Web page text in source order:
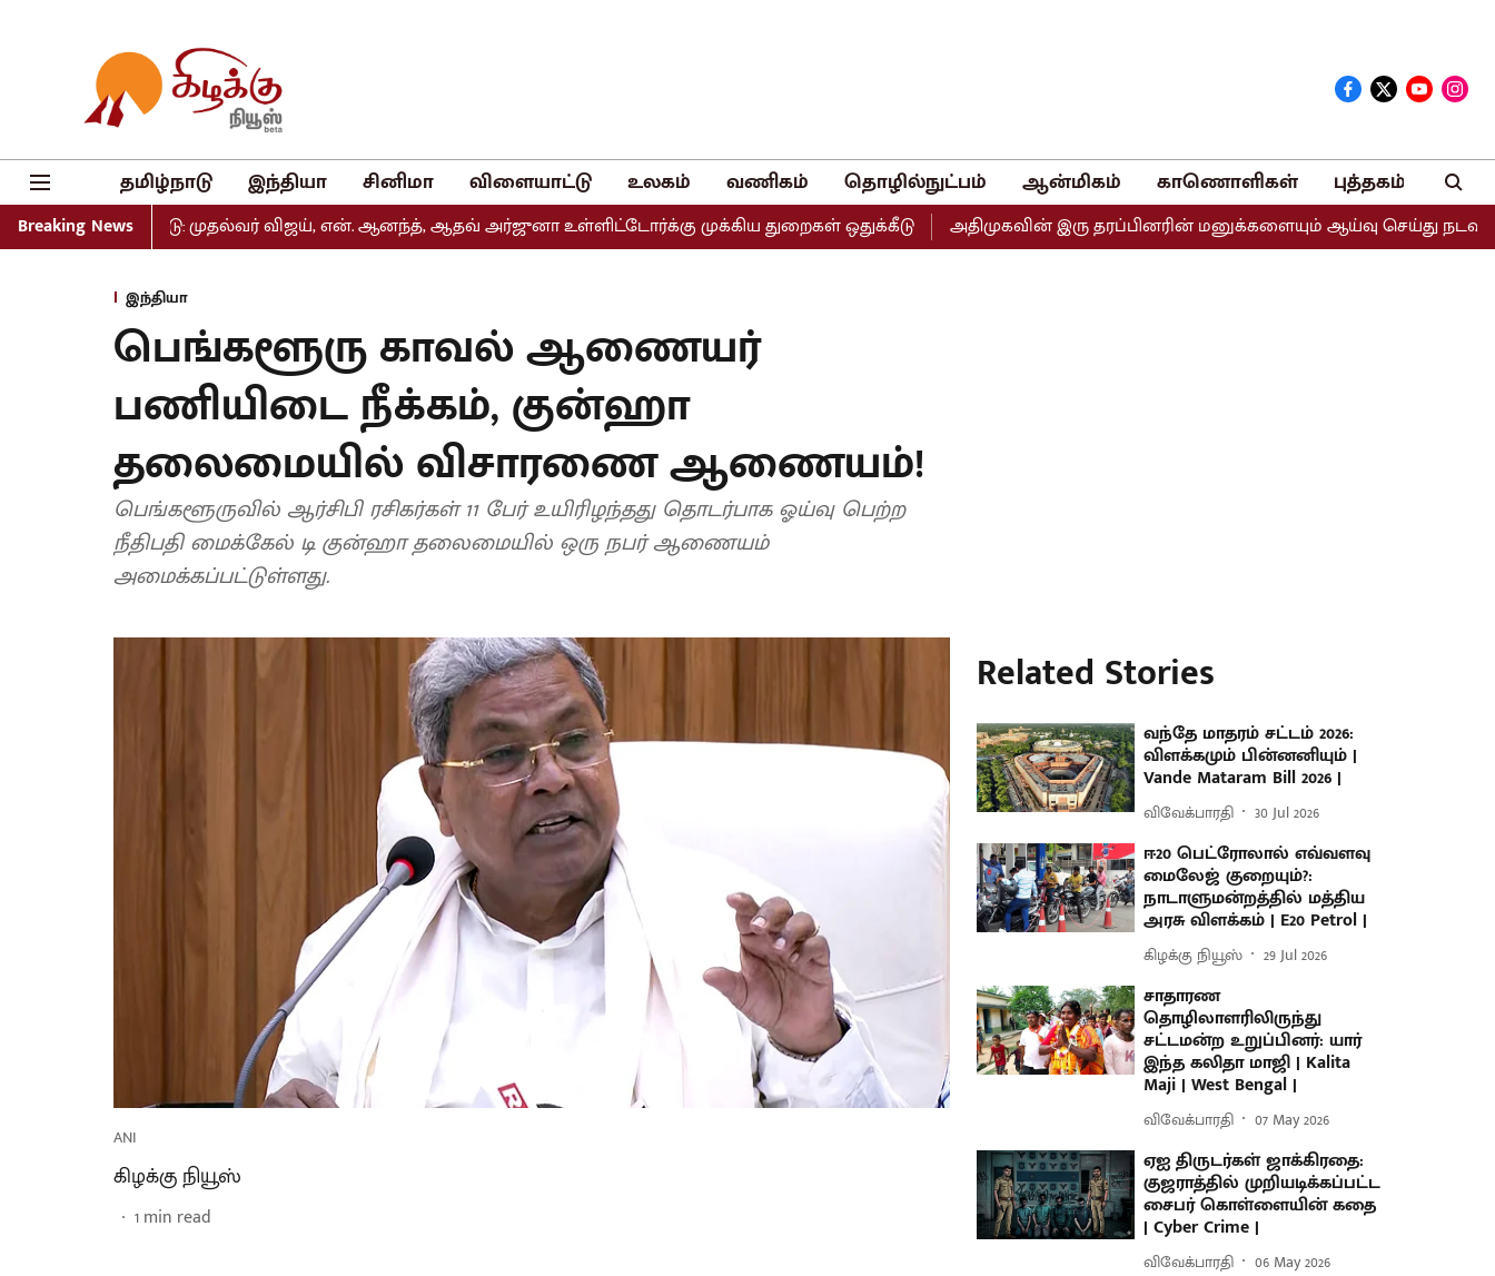
தமிழ்நாடு இந்தியா சினிமா விளையாட்டு உலகம் வணிகம் தொழில்நுட்பம் ஆன்மிகம் காணொளிகள் புத்தகம்
Breaking Newsமுதல்வர் விஜய், என். ஆனந்த், ஆதவ் அர்ஜுனா உள்ளிட்டோர்க்கு முக்கிய துறைகள் ஒதுக்கீடு அதிமுகவின் இரு தரப்பினரின் மனுக்களையும் ஆய்வு செய்து நடவடிக்கை
இந்தியா
பெங்களூரு காவல் ஆணையர்
பணியிடை நீக்கம், குன்ஹா
தலைமையில் விசாரணை ஆணையம்!
பெங்களூருவில் ஆர்சிபி ரசிகர்கள் 11 பேர் உயிரிழந்தது தொடர்பாக ஓய்வு பெற்ற
நீதிபதி மைக்கேல் டி குன்ஹா தலைமையில் ஒரு நபர் ஆணையம்
அமைக்கப்பட்டுள்ளது.
ANI
கிழக்கு நியூஸ்
1min read
Related Stories
வந்தே மாதரம் சட்டம் 2026:
விளக்கமும் பின்னனியும் |
Vande Mataram Bill 2026 |
விவேக்பாரதி 30 Jul 2026
ஈ20 பெட்ரோலால் எவ்வளவு
மைலேஜ் குறையும்?:
நாடாளுமன்றத்தில் மத்திய
அரசு விளக்கம் | E20 Petrol |
கிழக்கு நியூஸ் 29 Jul 2026
சாதாரண
தொழிலாளரிலிருந்து
சட்டமன்ற உறுப்பினர்: யார்
இந்த கலிதா மாஜி | Kalita
Maji | West Bengal |
விவேக்பாரதி 07 May 2026
ஏஐ திருடர்கள் ஜாக்கிரதை:
குஜராத்தில் முறியடிக்கப்பட்ட
சைபர் கொள்ளையின் கதை
| Cyber Crime |
விவேக்பாரதி 06 May 2026